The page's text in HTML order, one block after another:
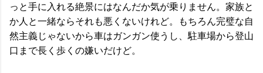
っと手に入れる絶景にはなんだか気が乗りません。家族と
か人と一緒ならそれも悪くないけれど。もちろん完璧な自
然主義じゃないから車はガンガン使うし、駐車場から登山
口まで長く歩くの嫌いだけど。